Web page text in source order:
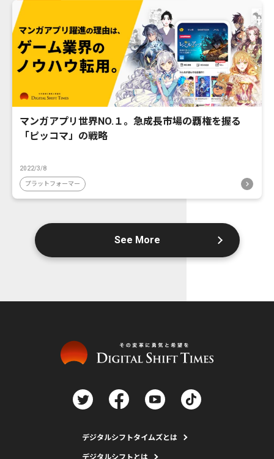
マンガアプリ世界NO.１。急成長市場の覇権を握る
「ピッコマ」の戦略
2022/3/8
プラットフォーマー
See More
デジタルシフトタイムズとは
デジタルシフトとは